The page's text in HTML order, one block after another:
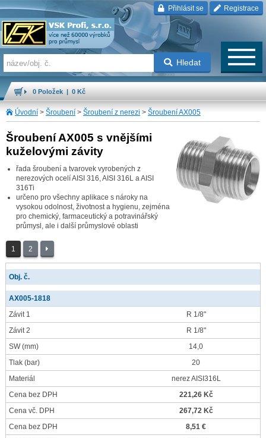
Přihlásit se Registrace
Hledat
0 Položek | 0 Kč
Úvodní > Šroubení > Šroubení z nerezi > Šroubení AX005
Šroubení AX005 s vnějšími
kuželovými závity
řada šroubení a tvarovek vyrobených z
nerezových ocelí AISI 316, AISI 316L a AISI
316Ti
určeno pro všechny aplikace s nároky na
vysokou odolnost, životnost a hygienu, zejména
pro chemický, farmaceutický a potravinářský
průmysl, ale i další průmyslové oblasti
1 2
Obj. č.
AX005-1818
Závit 1
R 1/8"
Závit 2
R 1/8"
SW(mm)
14,0
Tlak (bar)
20
Materiál
nerez AISI316L
Cena bez DPH
221,26 Kč
Cena vč. DPH
267,72 Kč
Cena bez DPH
8,51 €